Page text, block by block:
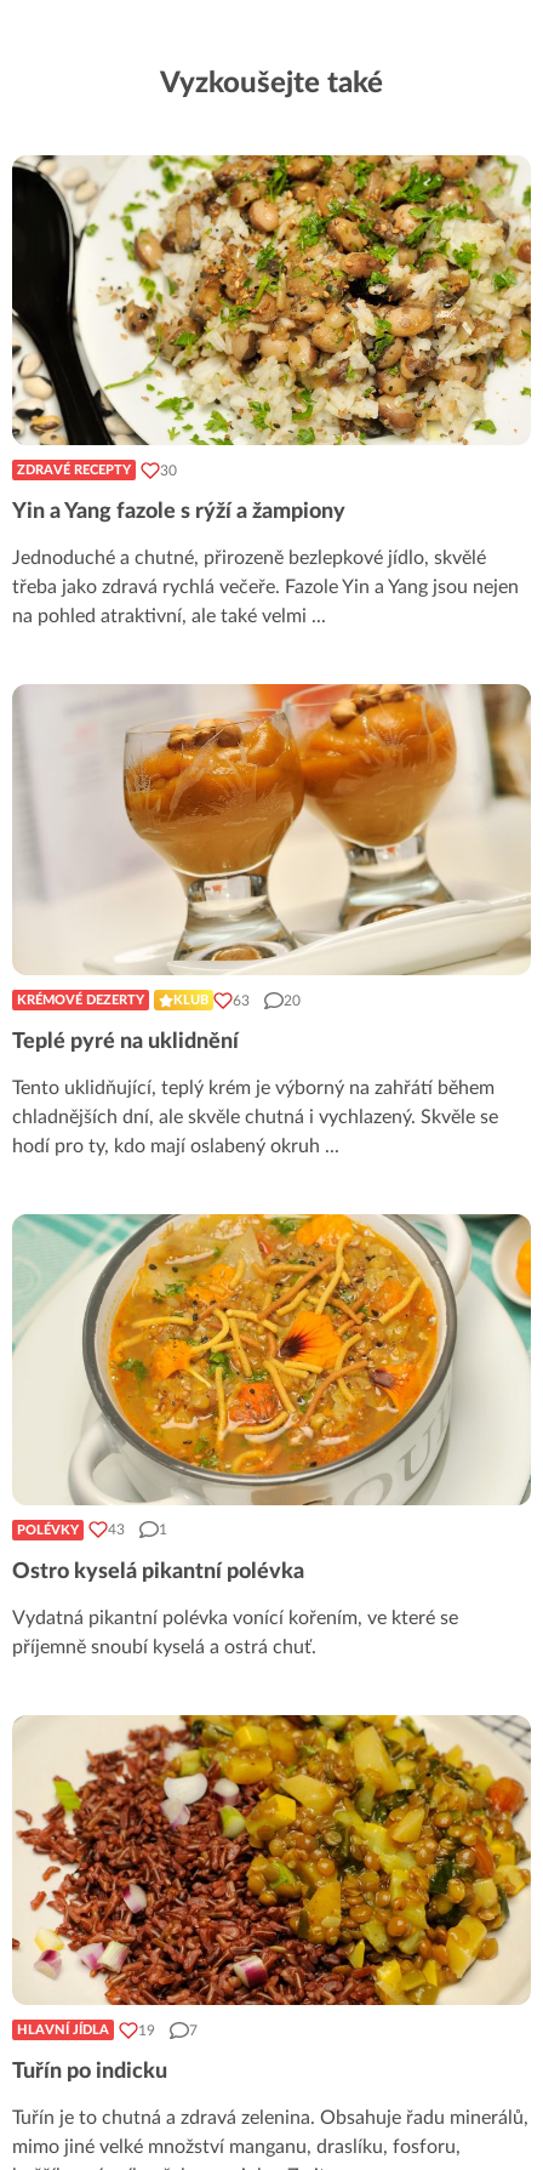
Vyzkoušejte také
ZDRAVÉ RECEPTY 30
Yin a Yang fazole s rýží a žampiony
Jednoduché a chutné, přirozeně bezlepkové jídlo, skvělé
třeba jako zdravá rychlá večeře. Fazole Yin a Yang jsou nejen
na pohled atraktivní, ale také velmi ...
KRÉMOVÉ DEZERTY KLUB 63 20
Teplé pyré na uklidnění
Tento uklidňující, teplý krém je výborný na zahřátí během
chladnějších dní, ale skvěle chutná i vychlazený. Skvěle se
hodí pro ty, kdo mají oslabený okruh ...
POLÉVKY 43 1
Ostro kyselá pikantní polévka
Vydatná pikantní polévka vonící kořením, ve které se
příjemně snoubí kyselá a ostrá chuť.
HLAVNÍ JÍDLA 19 7
Tuřín po indicku
Tuřín je to chutná a zdravá zelenina. Obsahuje řadu minerálů,
mimo jiné velké množství manganu, draslíku, fosforu,